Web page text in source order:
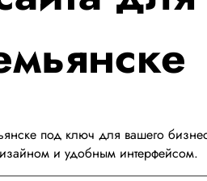
под ключ для вашего
и удобным интерфейсом.